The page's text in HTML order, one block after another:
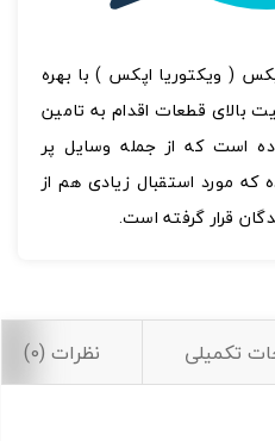
( ویکتوریا اپکس ) با بهره
بالای قطعات اقدام به تامین
است که از جمله وسایل پر
که مورد استقبال زیادی هم از
قرار گرفته است.
تکمیلی نظرات (0)